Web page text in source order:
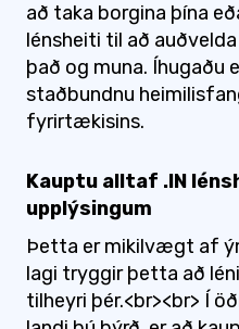
að taka borgina þína
lénsheiti til að
það og muna. Íhugaðu
staðbundnu
fyrirtækisins.
Kauptu alltaf .IN
upplýsingum
Þetta er mikilvægt af
lagi tryggir þetta að
tilheyri þér.<br><br> Í